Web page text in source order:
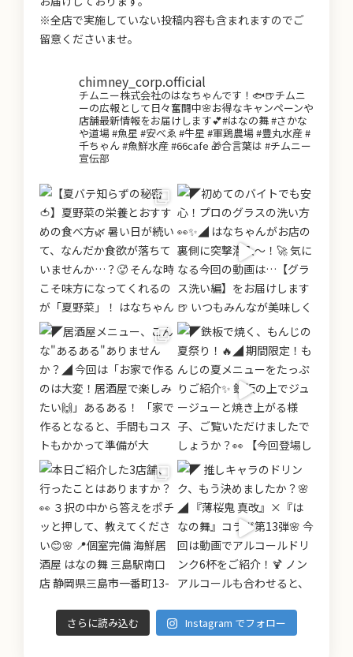
※全店で実施していない投稿内容も含まれますのでご
留意くださいませ。
chimney_corp.official
チムニー株式会社のはなちゃんです！🐟🍺チムニ
ーの広報として日々奮闘中🌸お得なキャンペーンや
店舗最新情報をお届けします💕#はなの舞 #さかな
や道場 #魚星 #安べゑ #牛星 #軍鶏農場 #豊丸水産 #
千ちゃん #魚鮮水産 #66cafe 🎁合言葉は #チムニー
宣伝部
さらに読み込む Instagram でフォロー